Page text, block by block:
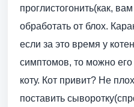
проглистогонить(как,
обработать от блох.
если за это время у
симптомов, то можно его
коту. Кот привит? Не
поставить